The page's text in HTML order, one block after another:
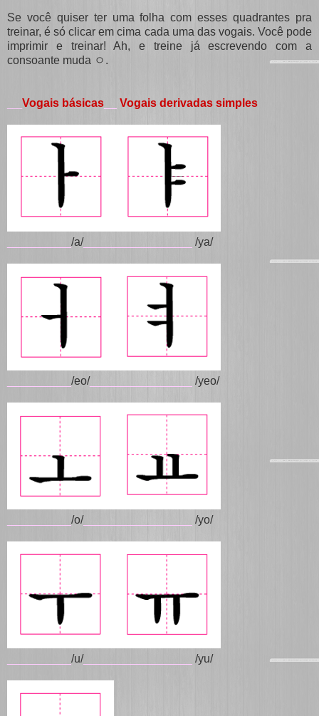
Se você quiser ter uma folha com esses quadrantes pra
treinar, é só clicar em cima cada uma das vogais. Você pode
imprimir e treinar! Ah, e treine já escrevendo com a
consoante muda ㅇ.
Vogais básicas Vogais derivadas simples
/a/_________________ /ya/
/eo/________________ /yeo/
/o/_________________ /yo/
/u/_________________ /yu/